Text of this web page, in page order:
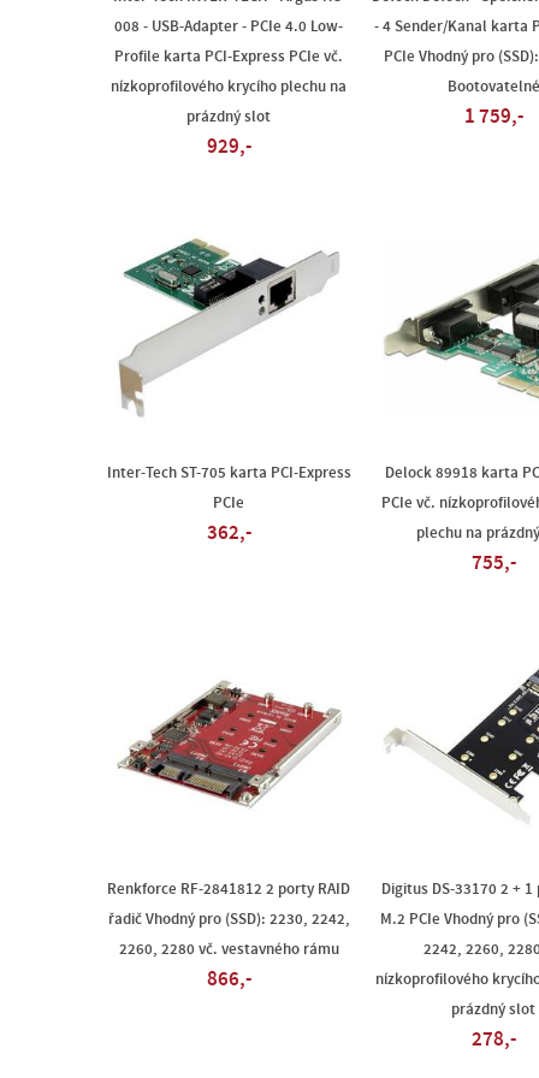
008 - USB-Adapter - PCIe 4.0 Low-
Profile karta PCI-Express PCIe vč.
nízkoprofilového krycího plechu na
prázdný slot
929,-
- 4 Sender/Kanal karta
PCIe Vhodný pro (SSD):
Bootovatelné
1 759,-
Inter-Tech ST-705 karta PCI-Express
PCIe
362,-
Delock 89918 karta
PCIe vč.
plechu na
755,-
Renkforce RF-2841812 2 porty RAID
řadič Vhodný pro (SSD): 2230, 2242,
2260, 2280 vč. vestavného rámu
866,-
Digitus DS-33170 2 +
M.2 PCIe Vhodný pro
2242, 2260,
nízkoprofilového
prázdný slot
278,-